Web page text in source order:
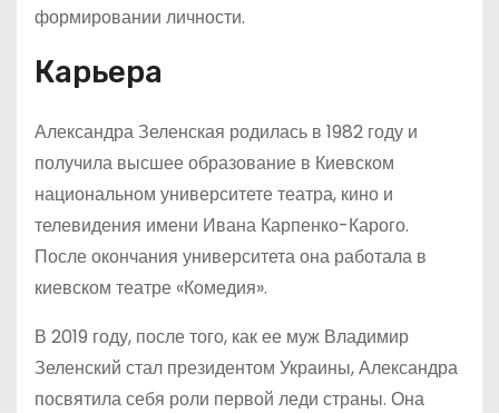
формировании личности.
Карьера
Александра Зеленская родилась в 1982 году и
получила высшее образование в Киевском
национальном университете театра, кино и
телевидения имени Ивана Карпенко-Карого.
После окончания университета она работала в
киевском театре «Комедия».
В 2019 году, после того, как ее муж Владимир
Зеленский стал президентом Украины, Александра
посвятила себя роли первой леди страны. Она